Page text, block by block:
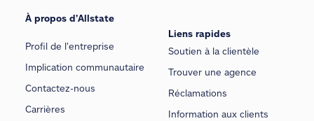
À propos d’Allstate
Profil de l’entreprise
Implication communautaire
Contactez-nous
Carrières
Liens rapides
Soutien à la clientèle
Trouver une agence
Réclamations
Information aux clients